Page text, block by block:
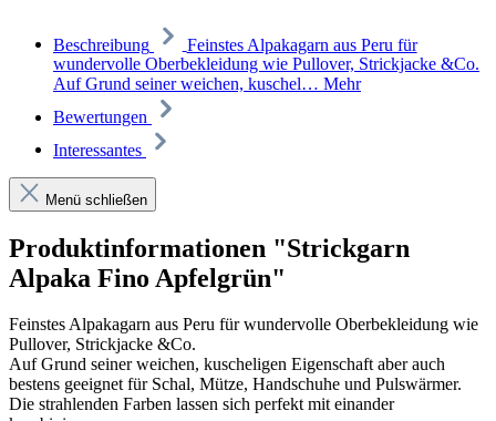
Beschreibung
Feinstes Alpakagarn aus Peru für
wundervolle Oberbekleidung wie Pullover, Strickjacke &Co.
Auf Grund seiner weichen, kuschel… Mehr
Bewertungen
Interessantes
Menü schließen
Produktinformationen "Strickgarn
Alpaka Fino Apfelgrün"
Feinstes Alpakagarn aus Peru für wundervolle Oberbekleidung wie
Pullover, Strickjacke &Co.
Auf Grund seiner weichen, kuscheligen Eigenschaft aber auch
bestens geeignet für Schal, Mütze, Handschuhe und Pulswärmer.
Die strahlenden Farben lassen sich perfekt mit einander